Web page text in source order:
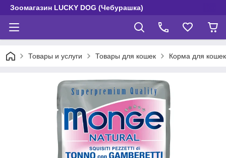
Зоомагазин LUCKY DOG (Чебурашка)
Товары и услуги Товары для кошек Корма для